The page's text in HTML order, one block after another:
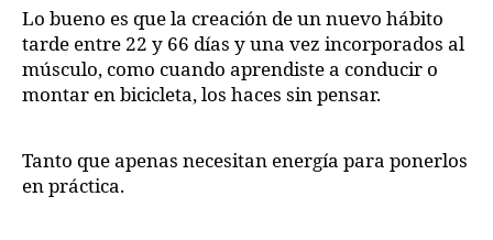
Lo bueno es que la creación de un nuevo hábito
tarde entre 22 y 66 días y una vez incorporados al
músculo, como cuando aprendiste a conducir o
montar en bicicleta, los haces sin pensar.
Tanto que apenas necesitan energía para ponerlos
en práctica.